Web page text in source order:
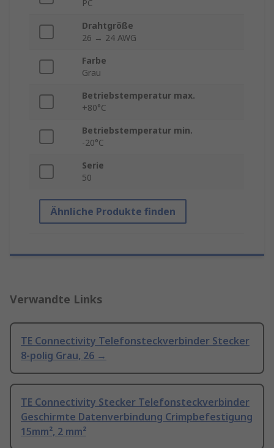
PC
Drahtgröße
26 → 24 AWG
Farbe
Grau
Betriebstemperatur max.
+80°C
Betriebstemperatur min.
-20°C
Serie
50
Ähnliche Produkte finden
Verwandte Links
TE Connectivity Telefonsteckverbinder Stecker
8-polig Grau, 26 →
TE Connectivity Stecker Telefonsteckverbinder
Geschirmte Datenverbindung Crimpbefestigung
15mm², 2 mm²